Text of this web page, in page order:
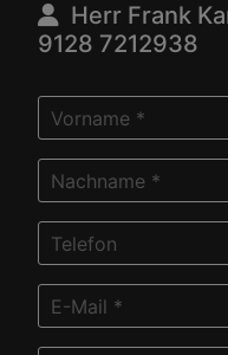
Herr Frank
9128 7212938